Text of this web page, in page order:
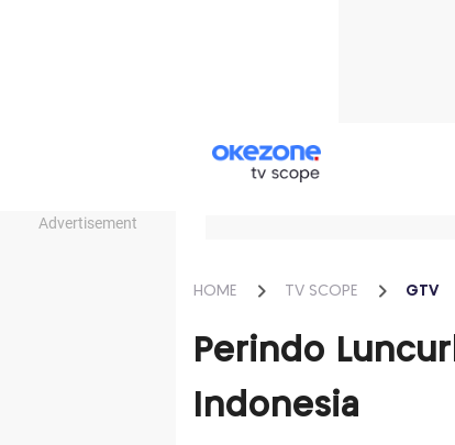
Advertisement
HOME TV SCOPE GTV
Perindo
Indonesia